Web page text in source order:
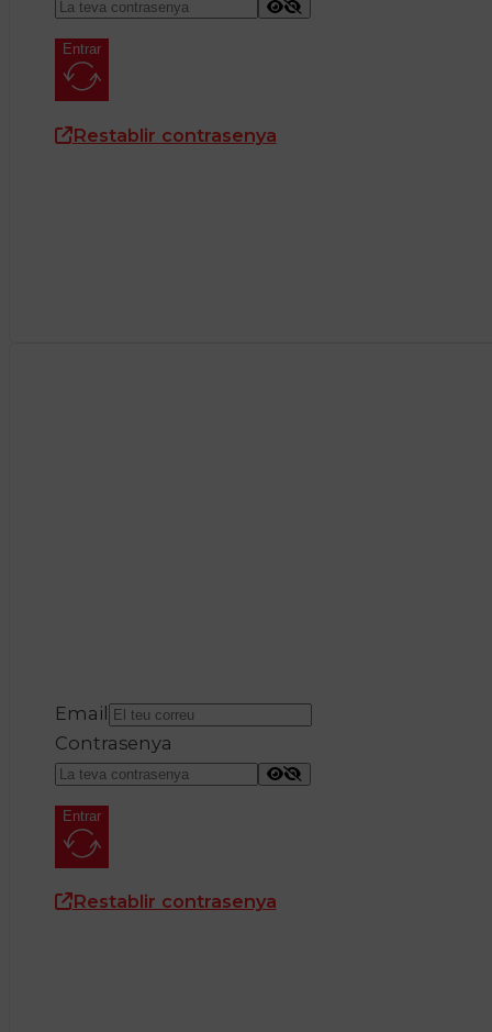
Entrar
Restablir contrasenya
Email
Contrasenya
Entrar
Restablir contrasenya